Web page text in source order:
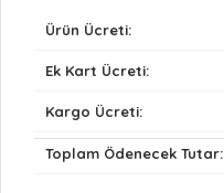
Ürün Ücreti:
Ek Kart Ücreti:
Kargo Ücreti:
Toplam Ödenecek Tutar: